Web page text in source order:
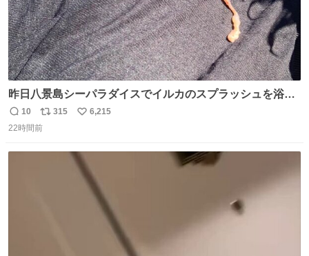
昨日八景島シーパラダイスでイルカのスプラッシュを浴び
たらゲソのおまけがついてきました。誰の食べカスかわか
らないけど、とても愛おしいです。こんなおまけまで付け
浜八景島シーパラダイス
返
信
10
リ
ポ
315
い
数
6,215
22時間前